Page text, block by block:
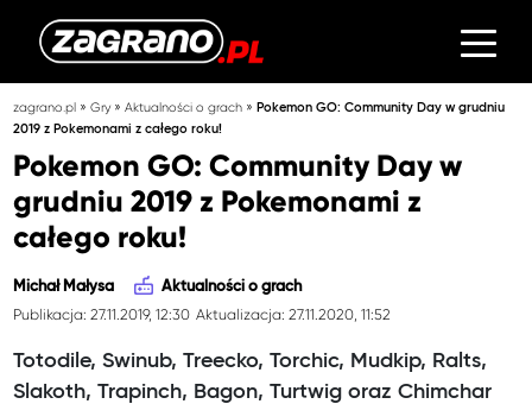
zagrano.pl »Gry»Aktualności o grach »Pokemon GO: Community Day w grudniu
2019 z Pokemonami z całego roku!
Pokemon GO: Community Day w
grudniu 2019 z Pokemonami z
całego roku!
Michał Małysa Aktualności o grach
Publikacja: 27.11.2019, 12:30 Aktualizacja: 27.11.2020, 11:52
Totodile, Swinub, Treecko, Torchic, Mudkip, Ralts,
Slakoth, Trapinch, Bagon, Turtwig oraz Chimchar